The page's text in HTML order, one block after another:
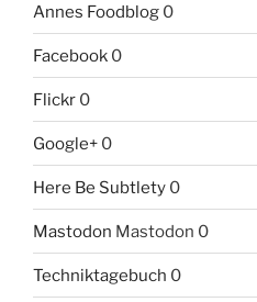
Annes Foodblog 0
Facebook 0
Flickr 0
Google+ 0
Here Be Subtlety 0
Mastodon Mastodon 0
Techniktagebuch 0